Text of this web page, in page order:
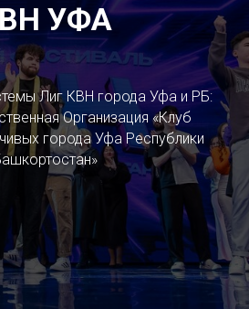
УФА
Лиг КВН города Уфа и РБ:
Организация «Клуб
города Уфа Республики